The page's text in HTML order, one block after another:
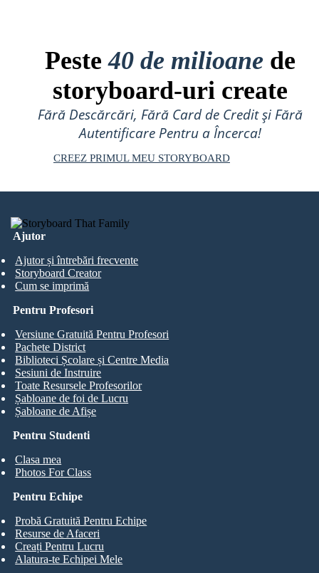
Peste40 de milioane de
storyboard-uri create
Fără Descărcări, Fără Card de Credit și Fără
Autentificare Pentru a Încerca!
CREEZ PRIMUL MEU STORYBOARD
Ajutor
Ajutor și întrebări frecvente
Storyboard Creator
Cum se imprimă
Pentru Studenti
Clasa mea
Photos For Class
Pentru Profesori
Versiune Gratuită Pentru Profesori
Pachete District
Biblioteci Școlare și Centre Media
Sesiuni de Instruire
Toate Resursele Profesorilor
Șabloane de foi de Lucru
Șabloane de Afișe
Pentru Echipe
Probă Gratuită Pentru Echipe
Resurse de Afaceri
Creați Pentru Lucru
Alatura-te Echipei Mele